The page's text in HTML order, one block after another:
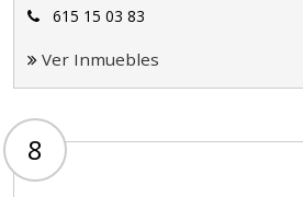
615 15 03 83
Ver Inmuebles
8